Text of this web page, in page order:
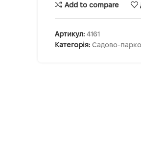
Add to compare
Артикул: 4161
Категорія: Садово-